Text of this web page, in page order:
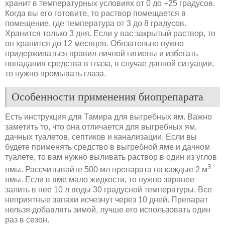
хранит в температурных условиях от 0 до +25 градусов.
Когда вы его готовите, то раствор помещается в
помещение, где температура от 3 до 8 градусов.
Хранится только 3 дня. Если у вас закрытый раствор, то
он хранится до 12 месяцев. Обязательно нужно
придерживаться правил личной гигиены и избегать
попадания средства в глаза, в случае данной ситуации,
то нужно промывать глаза.
Особенности применения биопрепарата
Есть инструкция для Тамира для выгребных ям. Важно
заметить то, что она отличается для выгребных ям,
дачных туалетов, септиков и канализации. Если вы
будете применять средство в выгребной яме и дачном
туалете, то вам нужно выливать раствор в один из углов
ямы. Рассчитывайте 500 мл препарата на каждые 2 м3
ямы. Если в яме мало жидкости, то нужно заранее
залить в нее 10 л воды 30 градусной температуры. Все
неприятные запахи исчезнут через 10 дней. Препарат
нельзя добавлять зимой, лучше его использовать один
раз в сезон.